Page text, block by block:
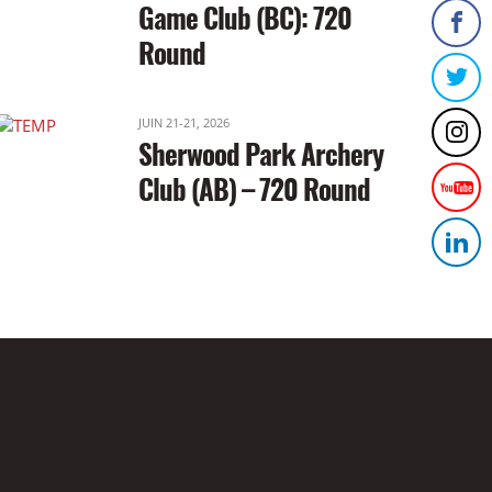
Game Club (BC): 720
Round
JUIN 21-21, 2026
Sherwood Park Archery
Club (AB) – 720 Round